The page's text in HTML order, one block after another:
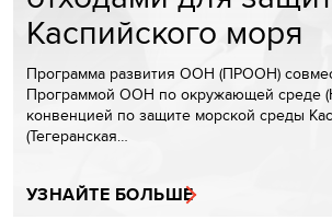
Каспийского моря
Программа развития ООН (ПРООН)
Программой ООН по окружающей среде
конвенцией по защите морской среды
(Тегеранская…
УЗНАЙТЕ БОЛЬШЕ